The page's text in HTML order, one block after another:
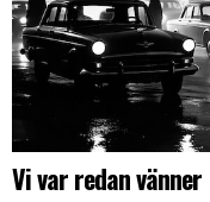
Vi var redan vänner